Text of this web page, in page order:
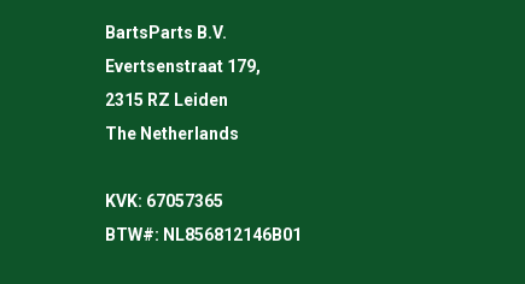
BartsParts B.V.
Evertsenstraat 179,
2315 RZ Leiden
The Netherlands
KVK: 67057365
BTW#: NL856812146B01